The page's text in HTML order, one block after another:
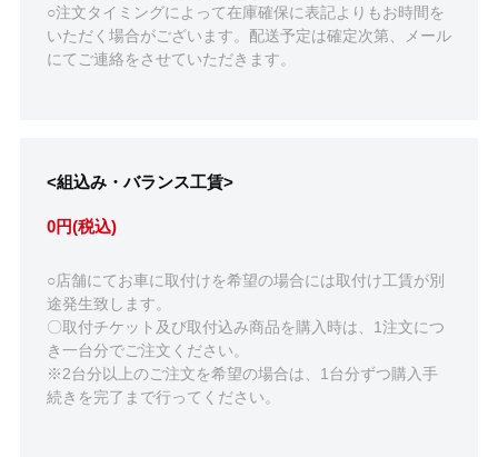
○注文タイミングによって在庫確保に表記よりもお時間を
いただく場合がございます。配送予定は確定次第、メール
にてご連絡をさせていただきます。
<組込み・バランス工賃>
0円(税込)
○店舗にてお車に取付けを希望の場合には取付け工賃が別
途発生致します。
〇取付チケット及び取付込み商品を購入時は、1注文につ
き一台分でご注文ください。
※2台分以上のご注文を希望の場合は、1台分ずつ購入手
続きを完了まで行ってください。